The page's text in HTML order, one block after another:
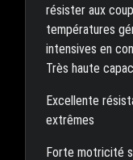
résister aux
températures
intensives en
Très haute
Excellente
extrêmes
Forte motricité